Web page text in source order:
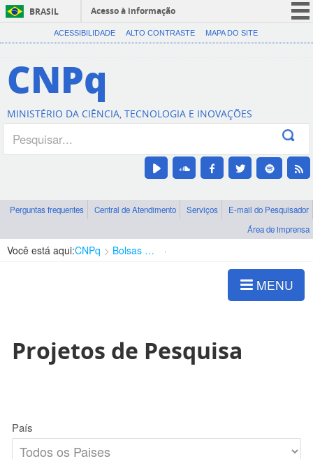
BRASIL
Acesso à informação
CORONAVÍRUS (COVID-19)
Canais
ACESSIBILIDADE ALTO CONTRASTE MAPA DO SITE
CNPq
MINISTÉRIO DA CIÊNCIA, TECNOLOGIA E INOVAÇÕES
Perguntas frequentes Central de Atendimento Serviços
E-mail do Pesquisador
Área de imprensa
Você está aqui:CNPq Bolsas e Auxílios Vigentes
MENU
Projetos de Pesquisa
País